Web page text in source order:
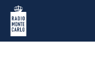
Radio Monte Carlo